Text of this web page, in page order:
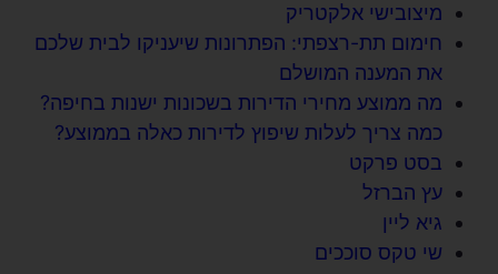
מיצובישי אלקטריק
חימום תת-רצפתי: הפתרונות שיעניקו לבית שלכם
את המענה המושלם
מה ממוצע מחירי הדירות בשכונות ישנות בחיפה?
כמה צריך לעלות שיפוץ לדירות כאלה בממוצע?
בסט פרקט
עץ הברזל
גיא ליין
שי טקס סוככים